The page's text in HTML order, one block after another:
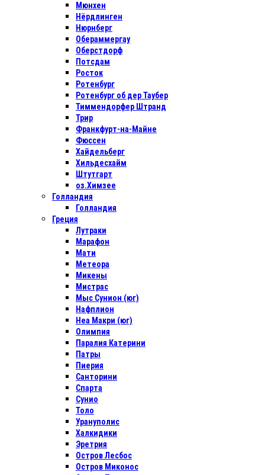
Мюнхен
Нёрдлинген
Нюрнберг
Обераммергау
Оберстдорф
Потсдам
Росток
Ротенбург
Ротенбург об дер Таубер
Тиммендорфер Штранд
Трир
Франкфурт-на-Майне
Фюссен
Хайдельберг
Хильдесхайм
Штутгарт
оз.Химзее
Голландия
Голландия
Греция
Лутраки
Марафон
Мати
Метеора
Микены
Мистрас
Мыс Сунион (юг)
Нафплион
Неа Макри (юг)
Олимпия
Паралия Катерини
Патры
Пиерия
Санторини
Спарта
Сунио
Толо
Урануполис
Халкидики
Эретрия
Остров Лесбос
Остров Миконос